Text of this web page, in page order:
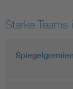
Starke
Spiegelgremien